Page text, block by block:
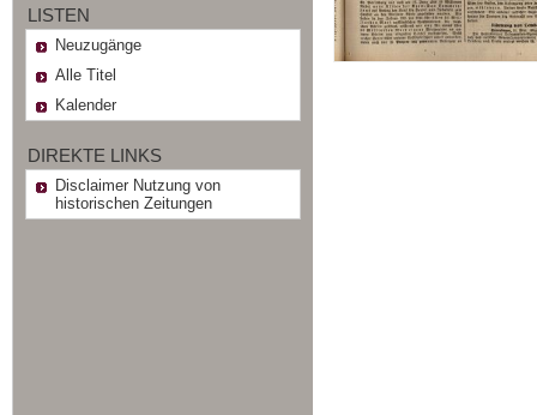
LISTEN
Neuzugänge
Alle Titel
Kalender
DIREKTE LINKS
Disclaimer Nutzung von
historischen Zeitungen